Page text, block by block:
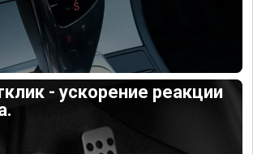
- ускорение реакции